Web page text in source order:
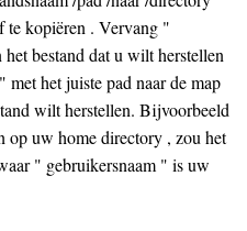
te kopiëren . Vervang "
bestand dat u wilt herstellen
het juiste pad naar de map
wilt herstellen. Bijvoorbeeld
op uw home directory , zou het
" gebruikersnaam " is uw